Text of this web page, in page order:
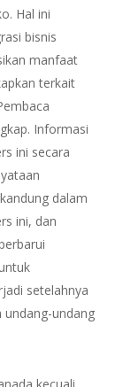
Hal ini
bisnis
manfaat
terkait
Informasi
ini secara
dalam
ini, dan
setelahnya
undang-undang